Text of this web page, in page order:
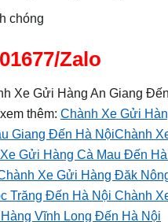
chóng
Zalo
Xe Gửi Hàng An Giang
thêm: Chành Xe Gửi
Giang Đến Hà NộiChành
Gửi Hàng Cà Mau Đến
Xe Gửi Hàng Đăk
Trăng Đến Hà Nội Chành
Vĩnh Long Đến Hà Nội